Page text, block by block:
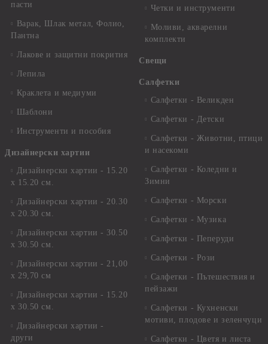
пасти
Варак, Шлак метал, Фолио,
Пантна
Лакове и защитни покрития
Лепила
Краклета и медиуми
Шаблони
Инструменти и пособия
Дизайнерски хартии
Дизайнерски хартии - 15.20
х 15.20 см.
Дизайнерски хартии - 20.30
х 20.30 см.
Дизайнерски хартии - 30.50
х 30.50 см.
Дизайнерски хартии - 21,00
х 29,70 см
Дизайнерски хартии - 15.20
x 30.50 см.
Дизайнерски хартии -
други
Четки и инструменти
Моливи, акварелни
комплекти
Свещи
Салфетки
Салфетки - Великден
Салфетки - Детски
Салфетки - Животни, птици
и насекоми
Салфетки - Коледни и
Зимни
Салфетки - Морски
Салфетки - Музика
Салфетки - Пеперуди
Салфетки - Рози
Салфетки - Пътешествия и
пейзажи
Салфетки - Кухненски
мотиви, плодове и зеленчуци
Салфетки - Цветя и листа